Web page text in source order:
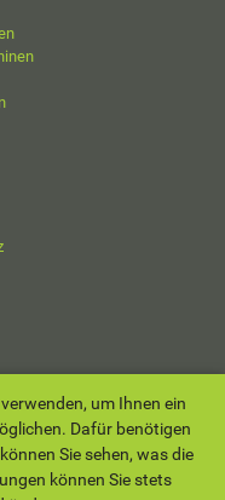
um Ihnen ein
Dafür benötigen
Sie sehen, was die
können Sie stets